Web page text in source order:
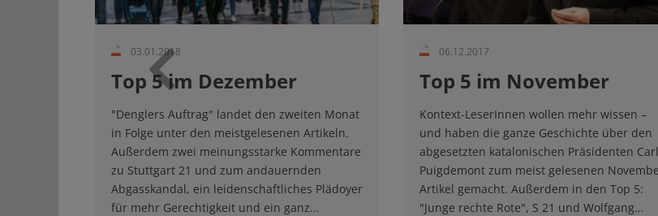
03.01.2018
Top 5 im Dezember
"Denglers Auftrag" landet den zweiten Monat
in Folge unter den meistgelesenen Artikeln.
Außerdem zwei meinungsstarke Kommentare
zu Stuttgart 21 und zum andauernden
Abgasskandal, ein leidenschaftliches Plädoyer
für mehr Gerechtigkeit und ein ganz…
06.12.2017
Top 5 im November
Kontext-LeserInnen wollen mehr wissen –
und haben die ganze Geschichte über den
abgesetzten katalonischen Präsidenten
Puigdemont zum meist gelesenen
Artikel gemacht. Außerdem in den Top 5:
"Junge rechte Rote", S 21 und Wolfgang…
Zurück